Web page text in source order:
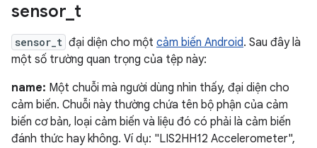
sensor t
sensor_t đại diện cho một cảm biến Android. Sau đây là
một số trường quan trọng của tệp này:
name: Một chuỗi mà người dùng nhìn thấy, đại diện cho
cảm biến. Chuỗi này thường chứa tên bộ phận của cảm
biến cơ bản, loại cảm biến và liệu đó có phải là cảm biến
đánh thức hay không. Ví dụ: "LIS2HH12 Accelerometer",